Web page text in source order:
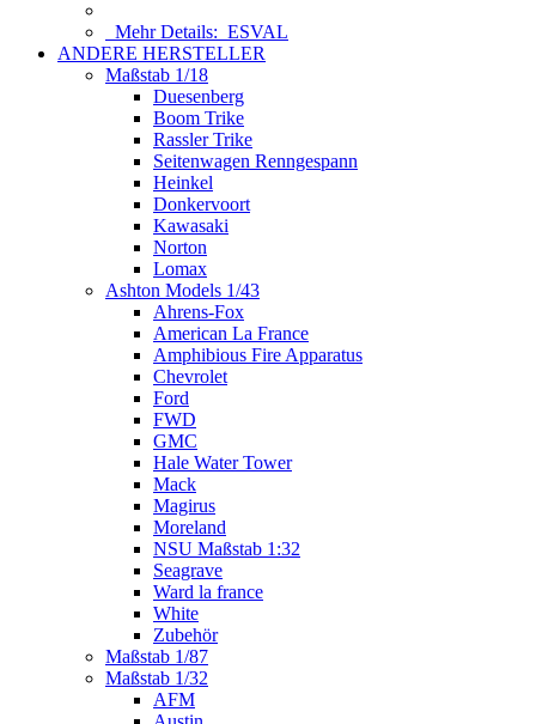
Mehr Details: ESVAL
ANDERE HERSTELLER
Maßstab 1/18
Duesenberg
Boom Trike
Rassler Trike
Seitenwagen Renngespann
Heinkel
Donkervoort
Kawasaki
Norton
Lomax
Ashton Models 1/43
Ahrens-Fox
American La France
Amphibious Fire Apparatus
Chevrolet
Ford
FWD
GMC
Hale Water Tower
Mack
Magirus
Moreland
NSU Maßstab 1:32
Seagrave
Ward la france
White
Zubehör
Maßstab 1/87
Maßstab 1/32
AFM